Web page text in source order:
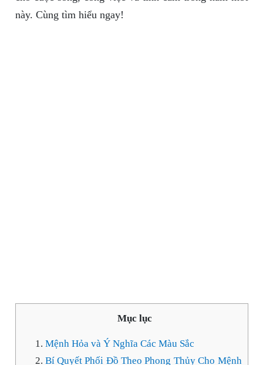
này. Cùng tìm hiểu ngay!
Mục lục
Mệnh Hỏa và Ý Nghĩa Các Màu Sắc
Bí Quyết Phối Đồ Theo Phong Thủy Cho Mệnh